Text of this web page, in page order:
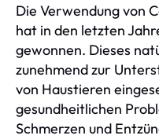
Die Verwendung von
hat in den letzten
gewonnen. Dieses
zunehmend zur
von Haustieren
gesundheitlichen
Schmerzen und